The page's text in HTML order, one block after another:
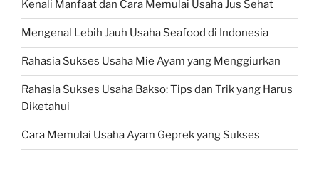
Kenali Manfaat dan Cara Memulai Usaha Jus Sehat
Mengenal Lebih Jauh Usaha Seafood di Indonesia
Rahasia Sukses Usaha Mie Ayam yang Menggiurkan
Rahasia Sukses Usaha Bakso: Tips dan Trik yang Harus
Diketahui
Cara Memulai Usaha Ayam Geprek yang Sukses